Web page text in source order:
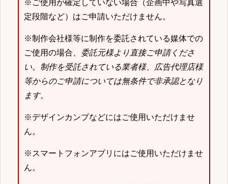
※ご使用が確定していない場合（企画中や写真選
定段階など）はご申請いただけません。
※制作会社様等に制作を委託されている媒体での
ご使用の場合、 委託元様より直接ご申請くださ
い。 制作を受託されている業者様、広告代理店様
等からのご申請については無条件で非承認となり
ます。
※デザインカンプなどにはご使用いただけませ
ん。
※スマートフォンアプリにはご使用いただけませ
ん。